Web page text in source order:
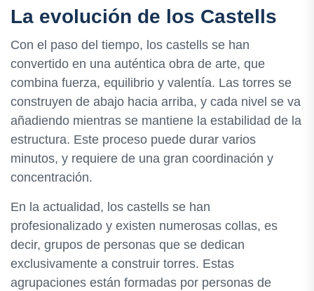
La evolución de los Castells
Con el paso del tiempo, los castells se han
convertido en una auténtica obra de arte, que
combina fuerza, equilibrio y valentía. Las torres se
construyen de abajo hacia arriba, y cada nivel se va
añadiendo mientras se mantiene la estabilidad de la
estructura. Este proceso puede durar varios
minutos, y requiere de una gran coordinación y
concentración.
En la actualidad, los castells se han
profesionalizado y existen numerosas collas, es
decir, grupos de personas que se dedican
exclusivamente a construir torres. Estas
agrupaciones están formadas por personas de